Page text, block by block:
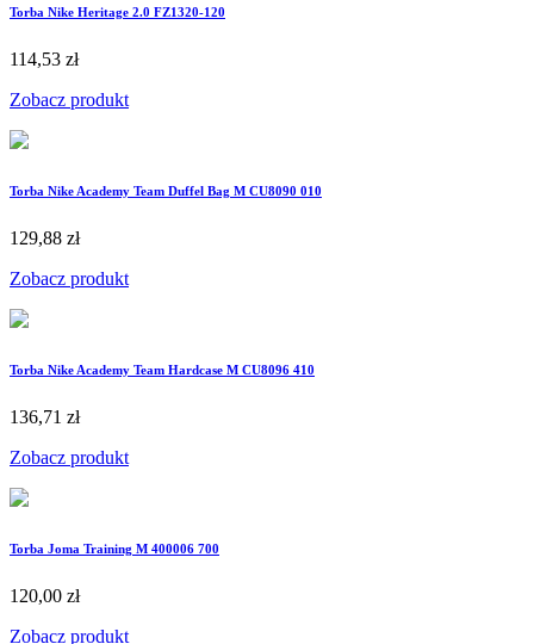
Torba Nike Heritage 2.0 FZ1320-120
114,53 zł
Zobacz produkt
Torba Nike Academy Team Duffel Bag M CU8090 010
129,88 zł
Zobacz produkt
Torba Nike Academy Team Hardcase M CU8096 410
136,71 zł
Zobacz produkt
Torba Joma Training M 400006 700
120,00 zł
Zobacz produkt